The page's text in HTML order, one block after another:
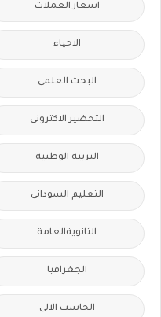
اسعار العملات
الاحياء
البحث العلمى
التحضير الاكترونى
التربية الوطنية
التعليم السودانى
الثانويةالعامة
الجغرافيا
الحاسب الالى